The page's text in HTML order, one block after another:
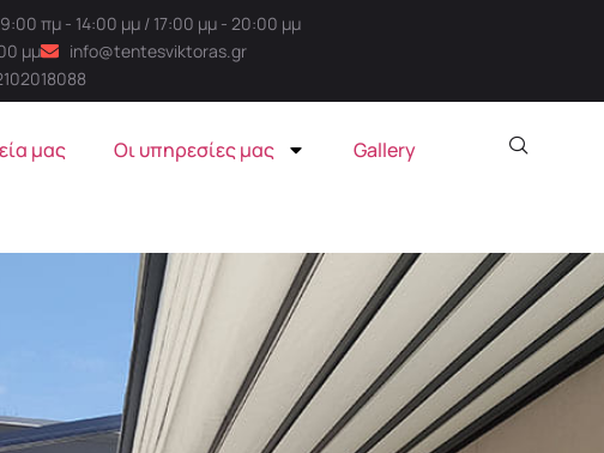
πμ - 14:00 μμ / 17:00 μμ - 20:00 μμ
μμ
info@tentesviktoras.gr
μας Οι υπηρεσίες μας Gallery